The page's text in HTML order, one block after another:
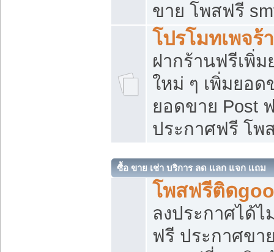
ขาย โพสฟรี
โปรโมทเพจร้
ฝากร้านฟรีเพิ่
ใหม่ ๆ เพิ่มยอด
ยอดขาย Post
ประกาศฟรี โพ
ซื้อ ขาย เช่า บริการ ลด แลก แจก แถม
โพสฟรีติด
ลงประกาศได้
ฟรี ประกาศข